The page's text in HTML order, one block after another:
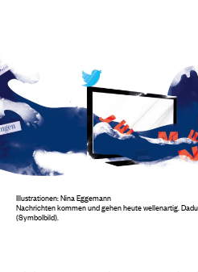
Illustrationen: Nina Eggemann
Nachrichten kommen und gehen heute wellenartig.
(Symbolbild).